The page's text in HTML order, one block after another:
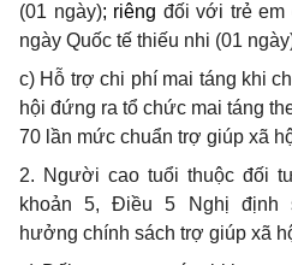
(01 ngày); riêng đối với trẻ em
ngày Quốc tế thiếu nhi (01
c) Hỗ trợ chi phí mai táng khi
hội đứng ra tổ chức mai táng
70 lần mức chuẩn trợ giúp xã
2. Người cao tuổi thuộc đối
khoản 5, Điều 5 Nghị định
hưởng chính sách trợ giúp xã